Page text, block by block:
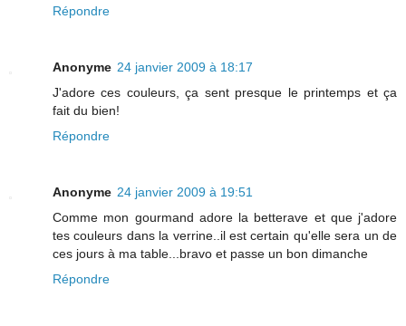
Répondre
Anonyme 24 janvier 2009 à 18:17
J'adore ces couleurs, ça sent presque le printemps et ça
fait du bien!
Répondre
Anonyme 24 janvier 2009 à 19:51
Comme mon gourmand adore la betterave et que j'adore
tes couleurs dans la verrine..il est certain qu'elle sera un de
ces jours à ma table...bravo et passe un bon dimanche
Répondre